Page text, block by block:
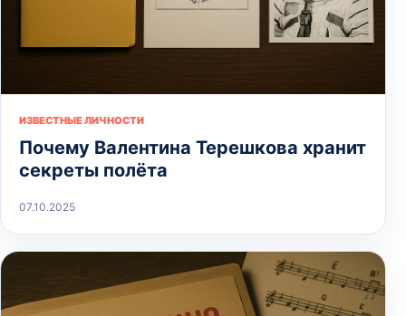
ИЗВЕСТНЫЕ ЛИЧНОСТИ
Почему Валентина Терешкова хранит
секреты полёта
07.10.2025